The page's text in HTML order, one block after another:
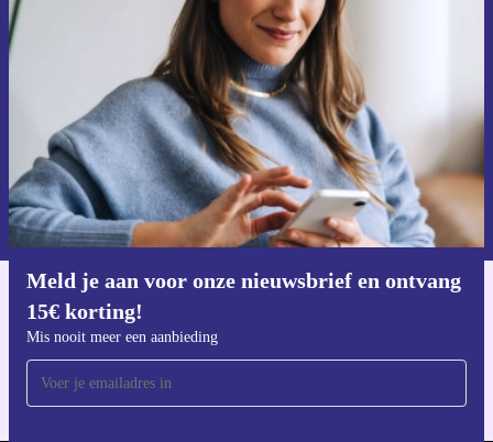
Meld je aan voor onze nieuwsbrief en ontvang
15€ korting!
Mis nooit meer een aanbieding
ontvang €15 korting!
Mis nooit meer een aanbieding.
Voucher aanvragen
Informatie over het gebruik van persoonsgegevens vind je in ons
privacybeleid.
Voor iOS en Android